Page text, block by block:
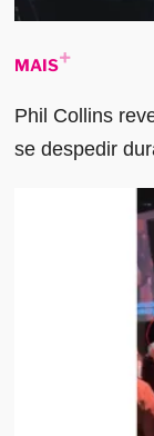
MAIS
Phil Collins
se despedir